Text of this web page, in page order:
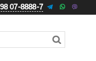
07-8888-7 更 車 賈